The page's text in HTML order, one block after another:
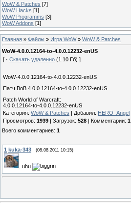
WoW & Patches [7]
WoW Hacks [1]
WoW Programms [3]
WoW Addons [1]
Главная » Файлы » Игра WoW» WoW & Patches
WoW-4.0.0.12164-to-4.0.0.12232-enUS
[ · Скачать удаленно (1.10 Гб) ]
WoW-4.0.0.12164-to-4.0.0.12232-enUS
Патч ВоВ 4.0.0.12164-to-4.0.0.12232-enUS
Patch World of Warcraft:
4.0.0.12164-to-4.0.0.12232-enUS
Категория: WoW & Patches Добавил: HERO_Angel
Просмотров: 1939 Загрузок: 528 Комментарии: 1
Всего комментариев: 1
1 kuka-343 (08.08.2011 10:15)
uhu